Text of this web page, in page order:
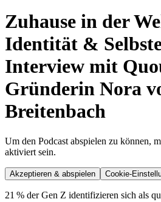
Zuhause in der
Identität &
Interview mit
Gründerin Nora
Breitenbach
Um den Podcast abspielen zu können,
aktiviert sein.
Akzeptieren & abspielen Cookie-
21 % der Gen Z identifizieren sich als